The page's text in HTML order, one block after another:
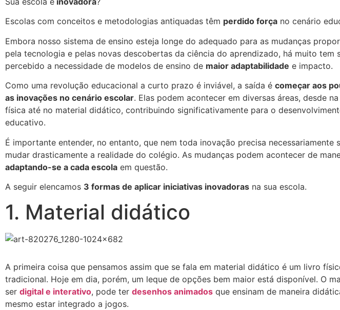
Escolas com conceitos e metodologias antiquadas têm perdido força no cenário
Embora nosso sistema de ensino esteja longe do adequado para as mudanças
pela tecnologia e pelas novas descobertas da ciência do aprendizado, há muito tem
percebido a necessidade de modelos de ensino de maior adaptabilidade e impacto.
Como uma revolução educacional a curto prazo é inviável, a saída é começar aos
as inovações no cenário escolar. Elas podem acontecer em diversas áreas, desde
física até no material didático, contribuindo significativamente para o
educativo.
É importante entender, no entanto, que nem toda inovação precisa necessariamente
mudar drasticamente a realidade do colégio. As mudanças podem acontecer de
adaptando-se a cada escola em questão.
A seguir elencamos 3 formas de aplicar iniciativas inovadoras na sua escola.
1. Material didático
A primeira coisa que pensamos assim que se fala em material didático é um livro
tradicional. Hoje em dia, porém, um leque de opções bem maior está disponível. O
ser digital e interativo, pode ter desenhos animados que ensinam de maneira
mesmo estar integrado a jogos.